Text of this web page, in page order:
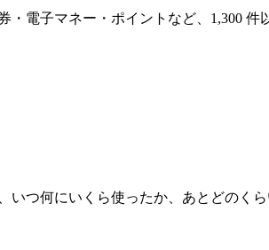
電子マネー・ポイントなど、1,300 件
つ何にいくら使ったか、あとどのく